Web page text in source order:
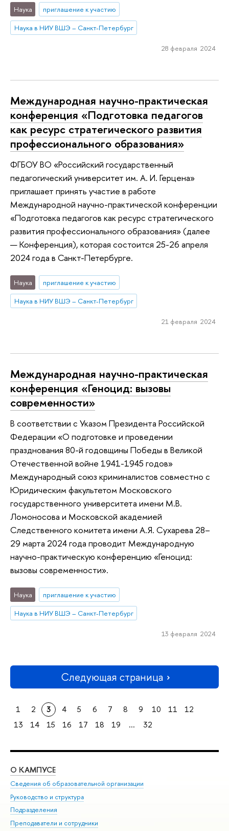
Наука
приглашение к участию
Наука в НИУ ВШЭ – Санкт-Петербург
28 февраля 2024
Международная научно-практическая
конференция «Подготовка педагогов
как ресурс стратегического развития
профессионального образования»
ФГБОУ ВО «Российский государственный
педагогический университет им. А. И. Герцена»
приглашает принять участие в работе
Международной научно-практической конференции
«Подготовка педагогов как ресурс стратегического
развития профессионального образования» (далее
— Конференция), которая состоится 25-26 апреля
2024 года в Санкт-Петербурге.
Наука
приглашение к участию
Наука в НИУ ВШЭ – Санкт-Петербург
21 февраля 2024
Международная научно-практическая
конференция «Геноцид: вызовы
современности»
В соответствии с Указом Президента Российской
Федерации «О подготовке и проведении
празднования 80-й годовщины Победы в Великой
Отечественной войне 1941-1945 годов»
Международный союз криминалистов совместно с
Юридическим факультетом Московского
государственного университета имени М.В.
Ломоносова и Московской академией
Следственного комитета имени А.Я. Сухарева 28–
29 марта 2024 года проводит Международную
научно-практическую конференцию «Геноцид:
вызовы современности».
Наука
приглашение к участию
Наука в НИУ ВШЭ – Санкт-Петербург
13 февраля 2024
Следующая страница
1 2 3 4 5 6 7 8 9 10 11
12
13
14 15 16 17 18 19 ... 32
О КАМПУСЕ
Сведения об образовательной организации
Руководство и структура
Подразделения
Преподаватели и сотрудники